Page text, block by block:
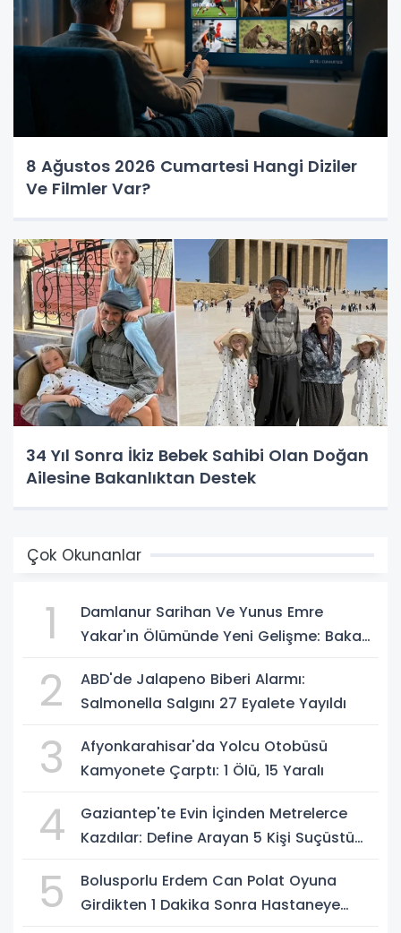
8 Ağustos 2026 Cumartesi Hangi Diziler
Ve Filmler Var?
34 Yıl Sonra İkiz Bebek Sahibi Olan Doğan
Ailesine Bakanlıktan Destek
Çok Okunanlar
1
Damlanur Sarihan Ve Yunus Emre
Yakar'ın Ölümünde Yeni Gelişme: Bakan
2
ABD'de Jalapeno Biberi Alarmı:
Salmonella Salgını 27 Eyalete Yayıldı
3
Afyonkarahisar'da Yolcu Otobüsü
Kamyonete Çarptı: 1 Ölü, 15 Yaralı
4
Gaziantep'te Evin İçinden Metrelerce
Kazdılar: Define Arayan 5 Kişi Suçüstü
5
Bolusporlu Erdem Can Polat Oyuna
Girdikten 1 Dakika Sonra Hastaneye